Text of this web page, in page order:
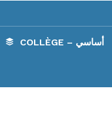
COLLÈGE – أساسي